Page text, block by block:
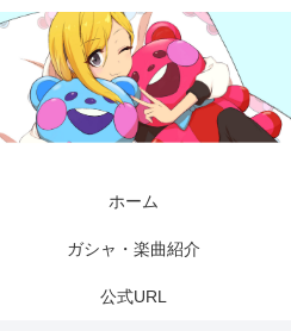
ホーム
ガシャ・楽曲紹介
公式URL